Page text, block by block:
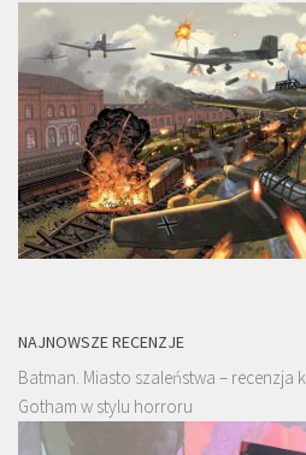
NAJNOWSZE RECENZJE
Batman. Miasto szaleństwa – recenzja
Gotham w stylu horroru